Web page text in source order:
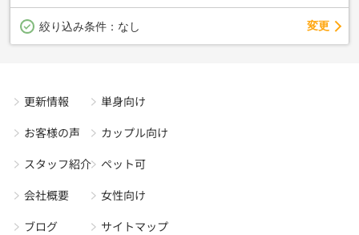
絞り込み条件： なし 変更
更新情報
お客様の声
スタッフ紹介
会社概要
ブログ
単身向け
カップル向け
ペット可
女性向け
サイトマップ